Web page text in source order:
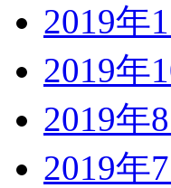
2019年
2019年
2019年8
2019年7